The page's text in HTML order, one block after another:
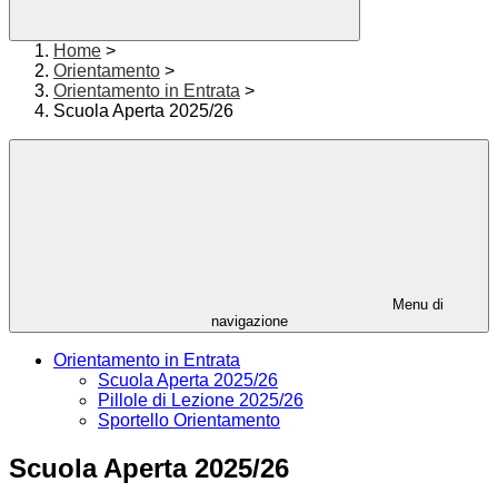
Home >
Orientamento >
Orientamento in Entrata >
Scuola Aperta 2025/26
Menu di
navigazione
Orientamento in Entrata
Scuola Aperta 2025/26
Pillole di Lezione 2025/26
Sportello Orientamento
Scuola Aperta 2025/26